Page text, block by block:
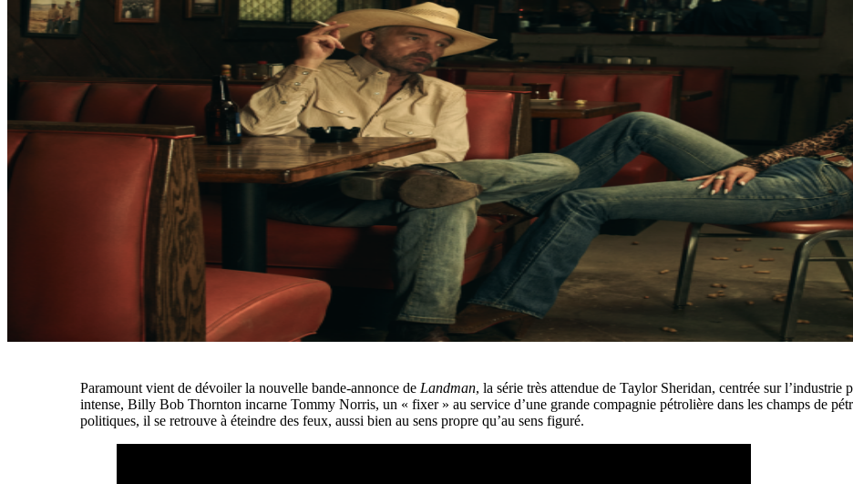
Paramount vient de dévoiler la nouvelle bande-annonce de Landman, la série très attendue de Taylor Sheridan, centrée sur
intense, Billy Bob Thornton incarne Tommy Norris, un « fixer » au service d’une grande compagnie pétrolière dans les champs de
politiques, il se retrouve à éteindre des feux, aussi bien au sens propre qu’au sens figuré.